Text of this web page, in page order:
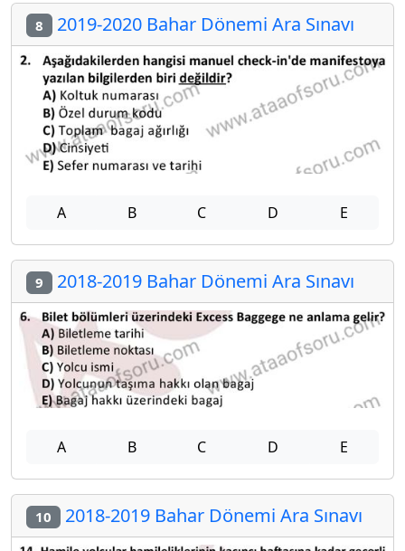
8 2019-2020 Bahar Dönemi Ara Sınavı
A B C D E
9 2018-2019 Bahar Dönemi Ara Sınavı
A B C D E
10 2018-2019 Bahar Dönemi Ara Sınavı